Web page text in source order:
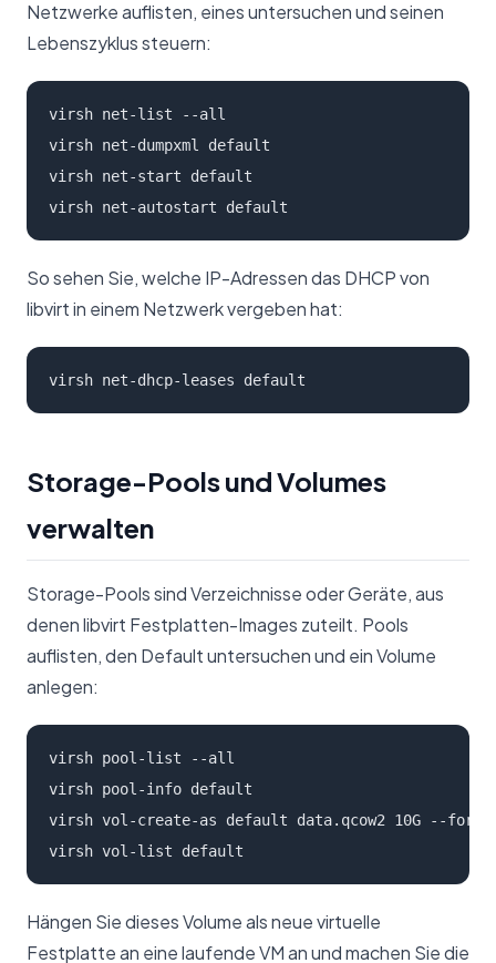
Netzwerke auflisten, eines untersuchen und seinen
Lebenszyklus steuern:
virsh net-list --all
virsh net-dumpxml default
virsh net-start default
virsh net-autostart default
So sehen Sie, welche IP-Adressen das DHCP von
libvirt in einem Netzwerk vergeben hat:
virsh net-dhcp-leases default
Storage-Pools und Volumes
verwalten
Storage-Pools sind Verzeichnisse oder Geräte, aus
denen libvirt Festplatten-Images zuteilt. Pools
auflisten, den Default untersuchen und ein Volume
anlegen:
virsh pool-list --all
virsh pool-info default
virsh vol-create-as default data.qcow2 10G --format
virsh vol-list default
Hängen Sie dieses Volume als neue virtuelle
Festplatte an eine laufende VM an und machen Sie die